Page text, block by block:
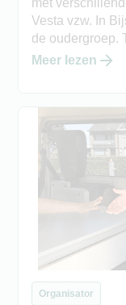
met
Vesta vzw. In
de oudergroep.
inwonende
zij
Meer lezen
Organisator